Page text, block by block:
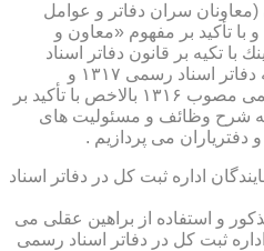
سران دفاتر و عوامل
با تأكید بر مفهوم «معاون و
با تكیه بر قانون دفاتر اسناد
رسمی مصوب ۱۳۱۶ و آئین نامه دفاتر اسناد رسمی ۱۳۱۷ و
نظامنامه قانون دفاتر اسناد رسمی مصوب ۱۳۱۶ بالاخص با تأكید بر
مذكور به شرح وظائف و مسئولیت های
دفتریاران می پردازیم .
اداره ثبت كل در دفاتر اسناد
۲۴ نظامنامه مذكور و استفاده از براهین عقلی می
ثبت كل در دفاتر اسناد رسمی